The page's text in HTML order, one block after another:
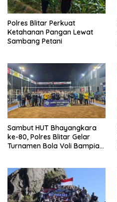
Polres Blitar Perkuat
Ketahanan Pangan Lewat
Sambang Petani
Sambut HUT Bhayangkara
ke-80, Polres Blitar Gelar
Turnamen Bola Voli Bampia